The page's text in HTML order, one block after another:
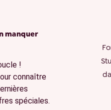
manquer
!
connaître
spéciales.